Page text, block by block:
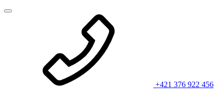
+421 376 922 456